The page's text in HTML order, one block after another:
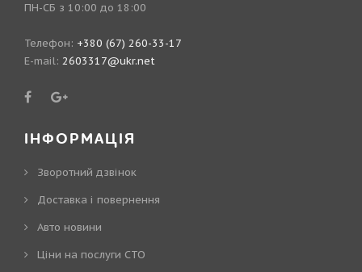
ПН-СБ з 10:00 до 18:00
Телефон: +380 (67) 260-33-17
E-mail: 2603317@ukr.net
ІНФОРМАЦІЯ
Зворотний дзвінок
Доставка і повернення
Авто новини
Ціни на послуги СТО